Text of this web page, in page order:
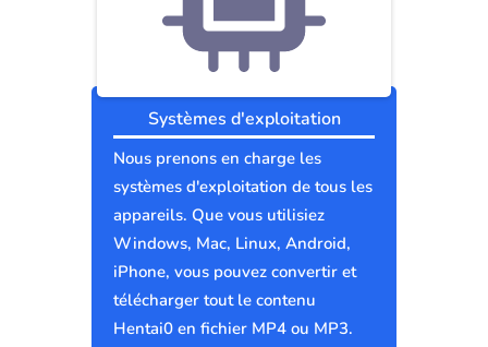
Systèmes d'exploitation
Nous prenons en charge les
systèmes d'exploitation de tous les
appareils. Que vous utilisiez
Windows, Mac, Linux, Android,
iPhone, vous pouvez convertir et
télécharger tout le contenu
Hentai0 en fichier MP4 ou MP3.